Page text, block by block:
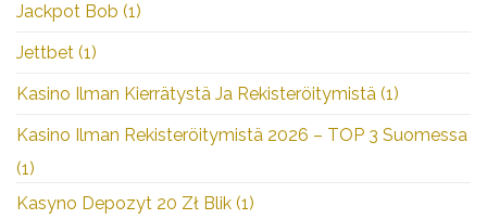
Jackpot Bob (1)
Jettbet (1)
Kasino Ilman Kierrätystä Ja Rekisteröitymistä (1)
Kasino Ilman Rekisteröitymistä 2026 – TOP 3 Suomessa
(1)
Kasyno Depozyt 20 Zł Blik (1)